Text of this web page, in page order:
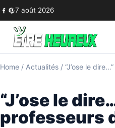
Skip to content
7 août 2026
Home / Actualités / “J’ose le
“J’ose le
professeurs